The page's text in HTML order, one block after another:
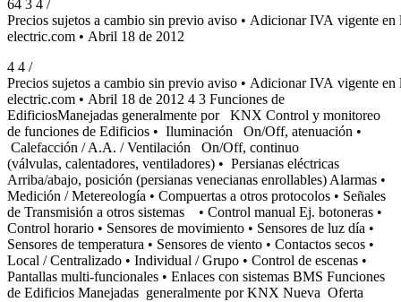
64 3 4 /
Precios sujetos a cambio sin previo aviso • Adicionar IVA vigente
electric.com • Abril 18 de 2012
4 4 /
Precios sujetos a cambio sin previo aviso • Adicionar IVA vigente
electric.com • Abril 18 de 2012 4 3 Funciones de
EdificiosManejadas generalmente por KNX Control y monitoreo
de funciones de Edificios • Iluminación On/Off, atenuación •
Calefacción / A.A. / Ventilación On/Off, continuo
(válvulas, calentadores, ventiladores) • Persianas eléctricas
Arriba/abajo, posición (persianas venecianas enrollables) Alarmas •
Medición / Metereología • Compuertas a otros protocolos • Señales
de Transmisión a otros sistemas • Control manual Ej. botoneras •
Control horario • Sensores de movimiento • Sensores de luz día •
Sensores de temperatura • Sensores de viento • Contactos secos •
Local / Centralizado • Individual / Grupo • Control de escenas •
Pantallas multi-funcionales • Enlaces con sistemas BMS Funciones
de Edificios Manejadas generalmente por KNX Nueva Oferta